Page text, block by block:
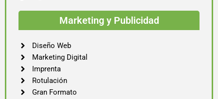
Marketing y Publicidad
Diseño Web
Marketing Digital
Imprenta
Rotulación
Gran Formato